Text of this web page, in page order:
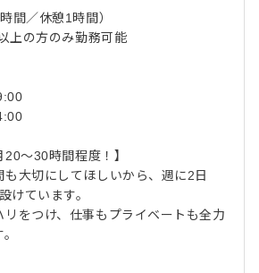
間／休憩1時間）
上の方のみ勤務可能
20～30時間程度！】
大切にしてほしいから、週に2日
けています。
リをつけ、仕事もプライベートも全力